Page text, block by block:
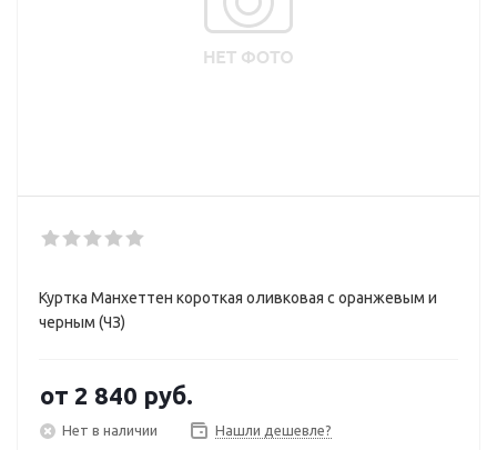
Куртка Манхеттен короткая оливковая с оранжевым и
черным (ЧЗ)
от 2 840 руб.
Нет в наличии Нашли дешевле?